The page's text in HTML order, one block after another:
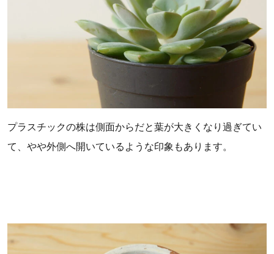
プラスチックの株は側面からだと葉が大きくなり過ぎてい
て、やや外側へ開いているような印象もあります。